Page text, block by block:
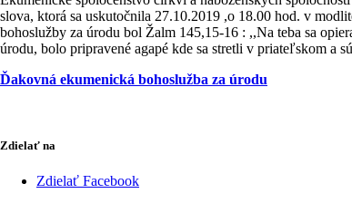
slova, ktorá sa uskutočnila 27.10.2019 ,o 18.00 hod. v
bohoslužby za úrodu bol Žalm 145,15-16 : ,,Na teba sa
úrodu, bolo pripravené agapé kde sa stretli v priateľskom a
Ďakovná ekumenická bohoslužba za úrodu
Zdielať na
Zdielať Facebook